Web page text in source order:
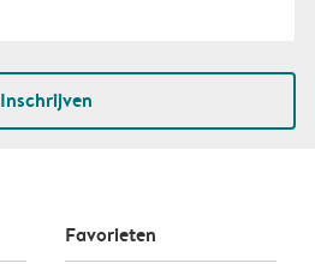
Inschrijven
Favorieten